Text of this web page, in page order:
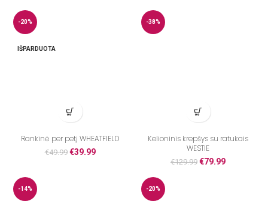
-20%
IŠPARDUOTA
Rankinė per petį WHEATFIELD
€49.99 €39.99
-38%
Kelioninis krepšys su ratukais
WESTIE
€129.99 €79.99
-14% -20%